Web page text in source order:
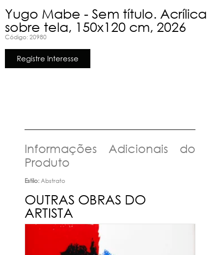
Yugo Mabe - Sem título. Acrílica
sobre tela, 150x120 cm, 2026
Código: 20980
Registre Interesse
Informações Adicionais do
Produto
Estilo:Abstrato
OUTRAS OBRAS DO
ARTISTA